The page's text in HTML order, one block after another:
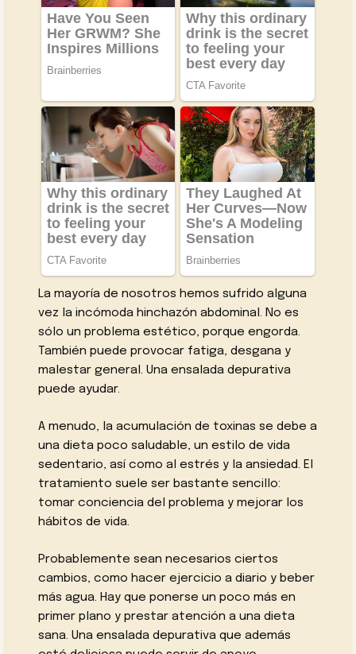
La mayoría de nosotros hemos sufrido alguna
vez la incómoda hinchazón abdominal. No es
sólo un problema estético, porque engorda.
También puede provocar fatiga, desgana y
malestar general. Una ensalada depurativa
puede ayudar.
A menudo, la acumulación de toxinas se debe a
una dieta poco saludable, un estilo de vida
sedentario, así como al estrés y la ansiedad. El
tratamiento suele ser bastante sencillo:
tomar conciencia del problema y mejorar los
hábitos de vida.
Probablemente sean necesarios ciertos
cambios, como hacer ejercicio a diario y beber
más agua. Hay que ponerse un poco más en
primer plano y prestar atención a una dieta
sana. Una ensalada depurativa que además